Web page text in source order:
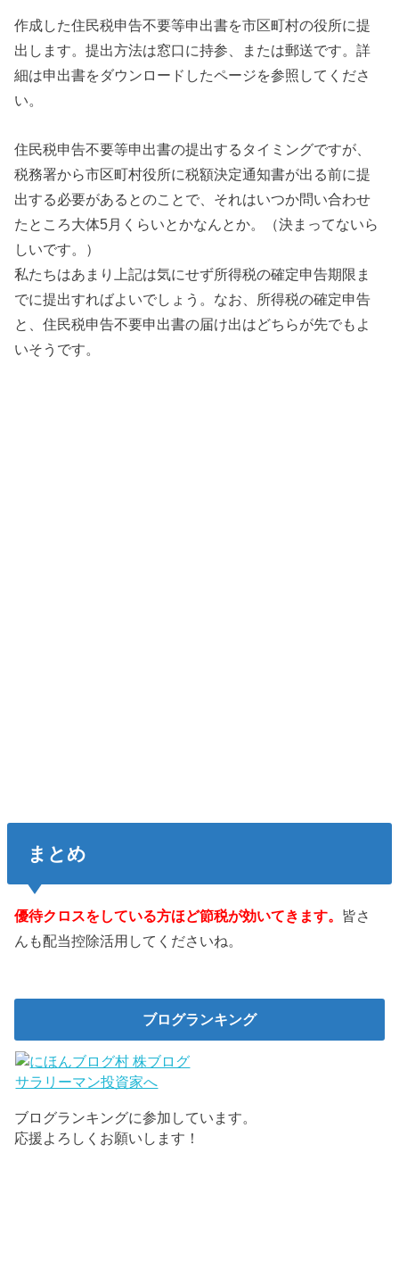
作成した住民税申告不要等申出書を市区町村の役所に提
出します。提出方法は窓口に持参、または郵送です。詳
細は申出書をダウンロードしたページを参照してくださ
い。
住民税申告不要等申出書の提出するタイミングですが、
税務署から市区町村役所に税額決定通知書が出る前に提
出する必要があるとのことで、それはいつか問い合わせ
たところ大体5月くらいとかなんとか。（決まってないら
しいです。）
私たちはあまり上記は気にせず所得税の確定申告期限ま
でに提出すればよいでしょう。なお、所得税の確定申告
と、住民税申告不要申出書の届け出はどちらが先でもよ
いそうです。
まとめ
優待クロスをしている方ほど節税が効いてきます。 皆さ
んも配当控除活用してくださいね。
ブログランキング
ブログランキングに参加しています。
応援よろしくお願いします！